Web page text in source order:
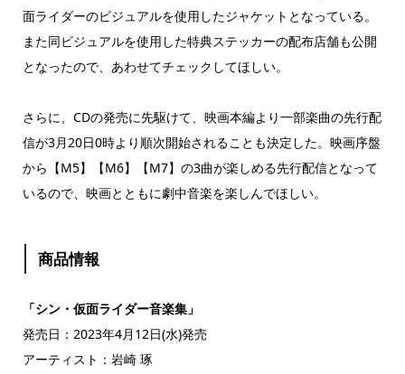
面ライダーのビジュアルを使用したジャケットとなっている。
また同ビジュアルを使用した特典ステッカーの配布店舗も公開
となったので、あわせてチェックしてほしい。
さらに、CDの発売に先駆けて、映画本編より一部楽曲の先行配
信が3月20日0時より順次開始されることも決定した。映画序盤
から【M5】【M6】【M7】の3曲が楽しめる先行配信となって
いるので、映画とともに劇中音楽を楽しんでほしい。
商品情報
「シン・仮面ライダー音楽集」
発売日：2023年4月12日(水)発売
アーティスト：岩崎 琢